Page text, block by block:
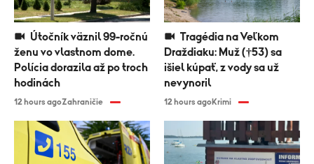
ženu vo vlastnom dome.
Polícia dorazila až po troch
hodinách
12 hours agoZahraničie
Draždiaku: Muž (†53) sa
išiel kúpať, z vody sa už
nevynoril
12 hours agoKrimi